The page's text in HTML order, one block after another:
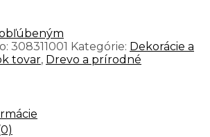
308311001 Kategórie: Dekorácie a
tovar, Drevo a prírodné